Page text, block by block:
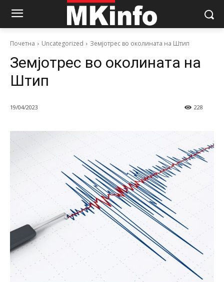
Почетна Uncategorized Земјотрес во околината на Штип
Земјотрес во околината на
Штип
19/04/2023 228